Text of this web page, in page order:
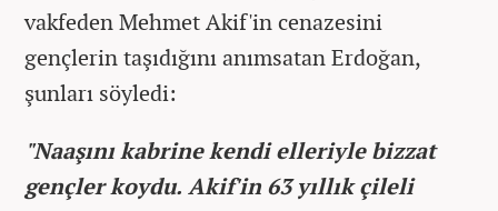
vakfeden Mehmet Akif'in cenazesini
gençlerin taşıdığını anımsatan Erdoğan,
şunları söyledi:
"Naaşını kabrine kendi elleriyle bizzat
gençler koydu. Akif'in 63 yıllık çileli